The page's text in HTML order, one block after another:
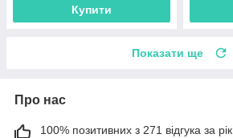
Купити
Показати ще
Про нас
100% позитивних з 271 відгука за рік